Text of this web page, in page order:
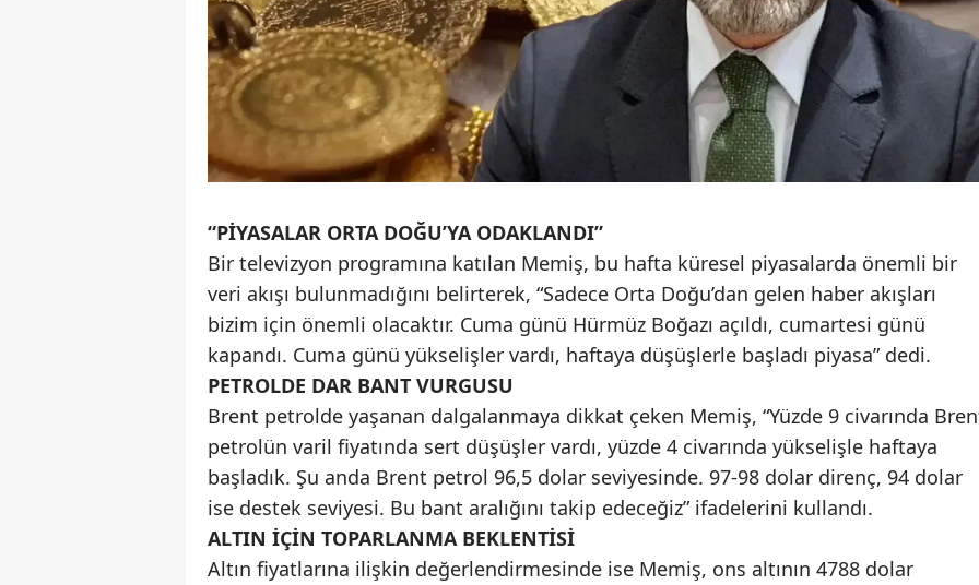
Kırklareli
Kırşehir
Kocaeli
Konya
Manisa
Kahramanmaraş
Mardin
Muğla
Muş
Nevşehir
“PİYASALAR ORTA DOĞU’YA ODAKLANDI”
Bir televizyon programına katılan Memiş, bu hafta küresel piyasalarda önemli bir
veri akışı bulunmadığını belirterek, “Sadece Orta Doğu’dan gelen haber akışları
bizim için önemli olacaktır. Cuma günü Hürmüz Boğazı açıldı, cumartesi günü
kapandı. Cuma günü yükselişler vardı, haftaya düşüşlerle başladı piyasa” dedi.
PETROLDE DAR BANT VURGUSU
Brent petrolde yaşanan dalgalanmaya dikkat çeken Memiş, “Yüzde 9 civarında
petrolün varil fiyatında sert düşüşler vardı, yüzde 4 civarında yükselişle haftaya
başladık. Şu anda Brent petrol 96,5 dolar seviyesinde. 97-98 dolar direnç, 94 dolar
ise destek seviyesi. Bu bant aralığını takip edeceğiz” ifadelerini kullandı.
ALTIN İÇİN TOPARLANMA BEKLENTİSİ
Altın fiyatlarına ilişkin değerlendirmesinde ise Memiş, ons altının 4788 dolar